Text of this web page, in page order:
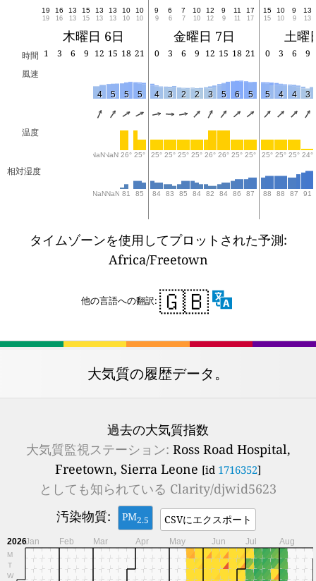
19
19
16
16
13
13
15
15
13
13
13
13
10
10
10
10
9
9
6
6
7
7
10
10
12
12
9
9
11
11
17
17
15
15
10
10
9
9
13
13
木曜日 6日 金曜日 7日 土曜
時間 1 3 6 9 12 15 18 21 0 3 6 9 12 15 18 21 0 3 6
9
風速
4 5 5 5 4 3 2 2 3 5 6 5 5 4 4 3
温度
NaN°NaN°26° 25° 25° 25° 25° 25° 26° 26° 25° 25° 25° 25° 25° 24°
相対湿度
NaNNaN 81 85 84 83 85 84 82 84 86 87 88 88 87 91
タイムゾーンを使用してプロットされた予測:
Africa/Freetown
他の言語への翻訳: 🇬🇧
大気質の履歴データ。
過去の大気質指数
大気質監視ステーション: Ross Road Hospital,
Freetown, Sierra Leone [id 1716352]
としても知られている Clarity/djwid5623
汚染物質:
PM2.5 CSVにエクスポート
2026
M
T
W
Jan Feb Mar Apr May Jun Jul Aug